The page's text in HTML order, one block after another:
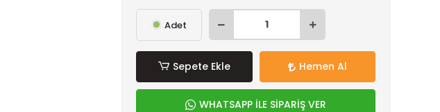
Adet
Sepete Ekle Hemen Al
WHATSAPP İLE SİPARİŞ VER